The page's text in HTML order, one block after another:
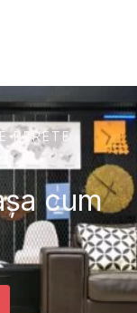
PERETE
cum